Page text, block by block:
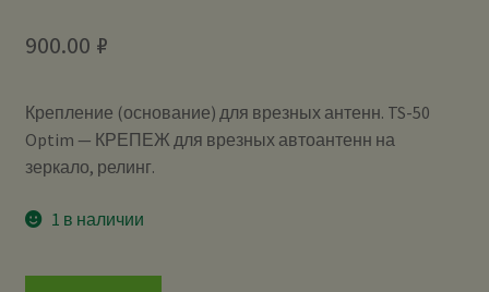
900.00 ₽
Крепление (основание) для врезных антенн. TS-50
Optim — КРЕПЕЖ для врезных автоантенн на
зеркало, релинг.
1 в наличии